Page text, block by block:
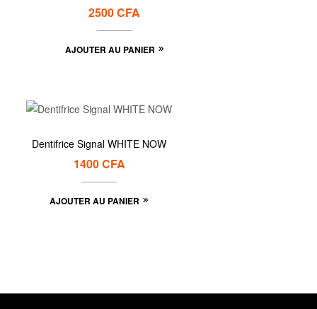
2500CFA
AJOUTER AU PANIER
Dentifrice Signal WHITE NOW
1400CFA
AJOUTER AU PANIER